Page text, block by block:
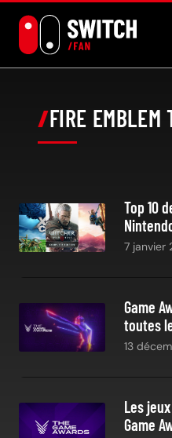
contenu
FIRE EMBLEM
Top 10
7 janvier
Game
toutes
13
Les
Game